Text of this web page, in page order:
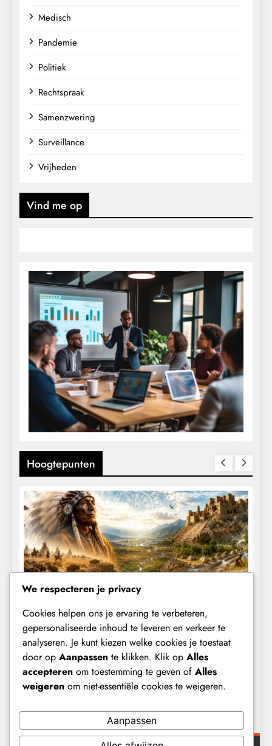
Medisch
Pandemie
Politiek
Rechtspraak
Samenzwering
Surveillance
Vrijheden
Vind me op
Hoogtepunten
KLIMAATBEDROG MACHT
De ecologische indiaan: De mythe die
archeologen niet terugvonden.
7 maanden geleden
We respecteren je privacy
Cookies helpen ons je ervaring te verbeteren,
gepersonaliseerde inhoud te leveren en verkeer te
analyseren. Je kunt kiezen welke cookies je toestaat
door op Aanpassen te klikken. Klik op Alles
accepteren om toestemming te geven of Alles
weigeren om niet-essentiële cookies te weigeren.
Aanpassen